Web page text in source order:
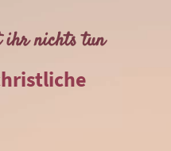
ihr nichts tun